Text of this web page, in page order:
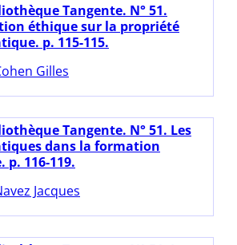
Tangente. N° 51.
éthique sur la propriété
p. 115-115.
Gilles
Tangente. N° 51. Les
dans la formation
p. 116-119.
Jacques